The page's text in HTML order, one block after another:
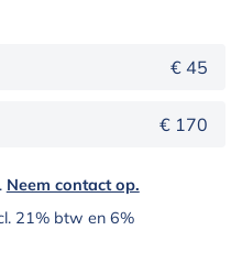
€ 45
€ 170
Neem contact op.
21% btw en 6%